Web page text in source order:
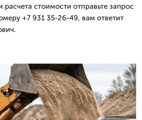
расчета стоимости отправьте запрос
+7 931 35-26-49, вам ответит